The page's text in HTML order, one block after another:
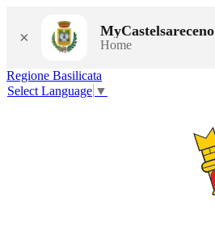
× MyCastelsareceno
Home
Regione Basilicata
Select Language ▼